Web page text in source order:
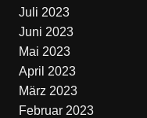
Juli 2023
Juni 2023
Mai 2023
April 2023
März 2023
Februar 2023